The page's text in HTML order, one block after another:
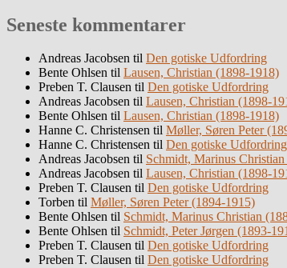
Seneste kommentarer
Andreas Jacobsen til Den gotiske Udfordring
Bente Ohlsen til Lausen, Christian (1898-1918)
Preben T. Clausen til Den gotiske Udfordring
Andreas Jacobsen til Lausen, Christian (1898-
Bente Ohlsen til Lausen, Christian (1898-1918)
Hanne C. Christensen til Møller, Søren Peter
Hanne C. Christensen til Den gotiske Udfordring
Andreas Jacobsen til Schmidt, Marinus
Andreas Jacobsen til Lausen, Christian (1898-
Preben T. Clausen til Den gotiske Udfordring
Torben til Møller, Søren Peter (1894-1915)
Bente Ohlsen til Schmidt, Marinus Christian
Bente Ohlsen til Schmidt, Peter Jørgen (1893-
Preben T. Clausen til Den gotiske Udfordring
Preben T. Clausen til Den gotiske Udfordring